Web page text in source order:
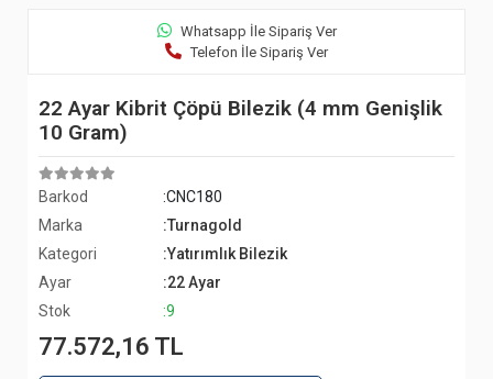
Whatsapp İle Sipariş Ver
Telefon İle Sipariş Ver
22 Ayar Kibrit Çöpü Bilezik (4 mm Genişlik
10 Gram)
Barkod
:CNC180
Marka
:Turnagold
Kategori
:Yatırımlık Bilezik
Ayar
:22 Ayar
Stok
:9
77.572,16 TL